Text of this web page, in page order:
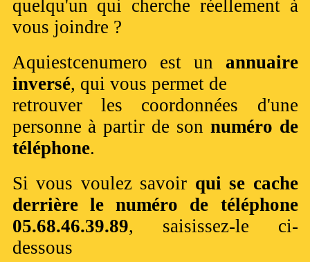
quelqu'un qui cherche réellement à
vous joindre ?
Aquiestcenumero est un annuaire
inversé, qui vous permet de
retrouver les coordonnées d'une
personne à partir de son numéro de
téléphone.
Si vous voulez savoir qui se cache
derrière le numéro de téléphone
05.68.46.39.89, saisissez-le ci-
dessous